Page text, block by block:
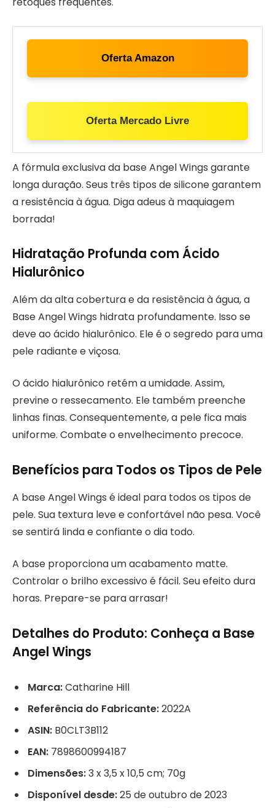
Oferta Amazon
Oferta Mercado Livre
A fórmula exclusiva da base Angel Wings garante
longa duração. Seus três tipos de silicone garantem
a resistência à água. Diga adeus à maquiagem
borrada!
Hidratação Profunda com Ácido
Hialurônico
Além da alta cobertura e da resistência à água, a
Base Angel Wings hidrata profundamente. Isso se
deve ao ácido hialurônico. Ele é o segredo para uma
pele radiante e viçosa.
O ácido hialurônico retém a umidade. Assim,
previne o ressecamento. Ele também preenche
linhas finas. Consequentemente, a pele fica mais
uniforme. Combate o envelhecimento precoce.
Benefícios para Todos os Tipos de Pele
A base Angel Wings é ideal para todos os tipos de
pele. Sua textura leve e confortável não pesa. Você
se sentirá linda e confiante o dia todo.
A base proporciona um acabamento matte.
Controlar o brilho excessivo é fácil. Seu efeito dura
horas. Prepare-se para arrasar!
Detalhes do Produto: Conheça a Base
Angel Wings
Marca:Catharine Hill
Referência do Fabricante:2022A
ASIN: B0CLT3B112
EAN: 7898600994187
Dimensões:3 x 3,5 x 10,5 cm; 70g
Disponível desde:25 de outubro de 2023